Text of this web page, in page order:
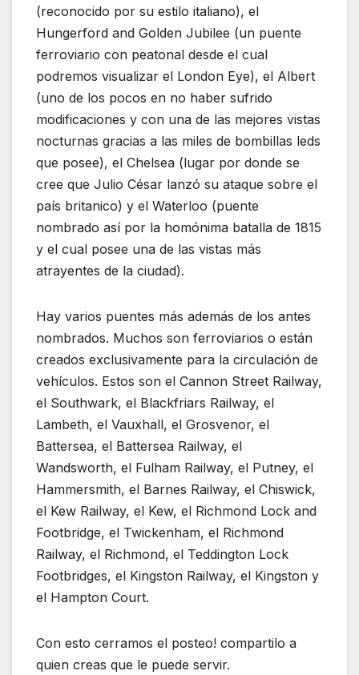
(reconocido por su estilo italiano), el
Hungerford and Golden Jubilee (un puente
ferroviario con peatonal desde el cual
podremos visualizar el London Eye), el Albert
(uno de los pocos en no haber sufrido
modificaciones y con una de las mejores vistas
nocturnas gracias a las miles de bombillas leds
que posee), el Chelsea (lugar por donde se
cree que Julio César lanzó su ataque sobre el
país britanico) y el Waterloo (puente
nombrado así por la homónima batalla de 1815
y el cual posee una de las vistas más
atrayentes de la ciudad).
Hay varios puentes más además de los antes
nombrados. Muchos son ferroviarios o están
creados exclusivamente para la circulación de
vehículos. Estos son el Cannon Street Railway,
el Southwark, el Blackfriars Railway, el
Lambeth, el Vauxhall, el Grosvenor, el
Battersea, el Battersea Railway, el
Wandsworth, el Fulham Railway, el Putney, el
Hammersmith, el Barnes Railway, el Chiswick,
el Kew Railway, el Kew, el Richmond Lock and
Footbridge, el Twickenham, el Richmond
Railway, el Richmond, el Teddington Lock
Footbridges, el Kingston Railway, el Kingston y
el Hampton Court.
Con esto cerramos el posteo! compartilo a
quien creas que le puede servir.